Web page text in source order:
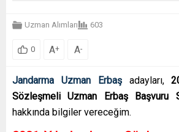
Uzman Alımları 603
0 A+ A-
Jandarma Uzman Erbaşadayları,
Sözleşmeli Uzman Erbaş Başvuru
hakkında bilgiler vereceğim.